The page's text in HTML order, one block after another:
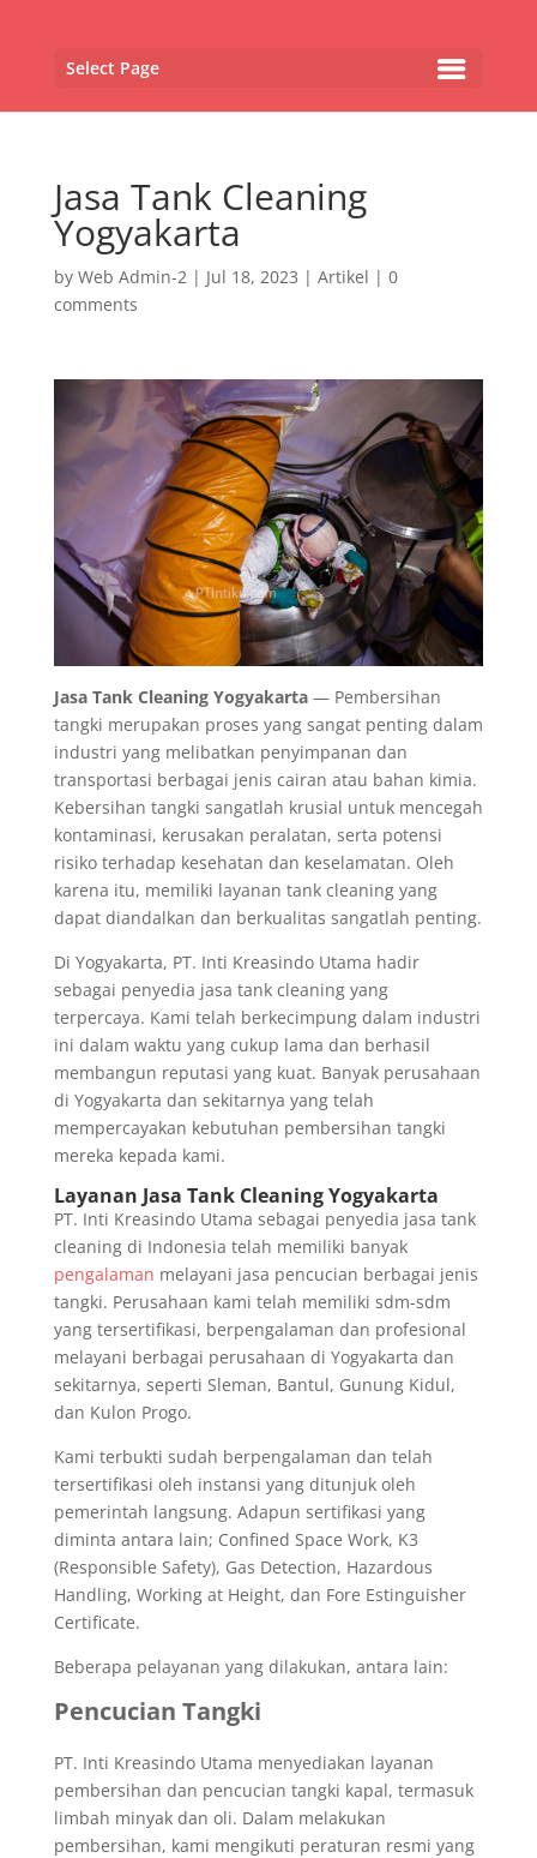
Select Page
Jasa Tank Cleaning
Yogyakarta
by Web Admin-2| Jul 18, 2023 | Artikel | 0
comments
Jasa Tank Cleaning Yogyakarta— Pembersihan
tangki merupakan proses yang sangat penting dalam
industri yang melibatkan penyimpanan dan
transportasi berbagai jenis cairan atau bahan kimia.
Kebersihan tangki sangatlah krusial untuk mencegah
kontaminasi, kerusakan peralatan, serta potensi
risiko terhadap kesehatan dan keselamatan. Oleh
karena itu, memiliki layanan tank cleaning yang
dapat diandalkan dan berkualitas sangatlah penting.
Di Yogyakarta, PT. Inti Kreasindo Utama hadir
sebagai penyedia jasa tank cleaning yang
terpercaya. Kami telah berkecimpung dalam industri
ini dalam waktu yang cukup lama dan berhasil
membangun reputasi yang kuat. Banyak perusahaan
di Yogyakarta dan sekitarnya yang telah
mempercayakan kebutuhan pembersihan tangki
mereka kepada kami.
Layanan Jasa Tank Cleaning Yogyakarta
PT. Inti Kreasindo Utama sebagai penyedia jasa tank
cleaning di Indonesia telah memiliki banyak
pengalaman melayani jasa pencucian berbagai jenis
tangki. Perusahaan kami telah memiliki sdm-sdm
yang tersertifikasi, berpengalaman dan profesional
melayani berbagai perusahaan di Yogyakarta dan
sekitarnya, seperti Sleman, Bantul, Gunung Kidul,
dan Kulon Progo.
Kami terbukti sudah berpengalaman dan telah
tersertifikasi oleh instansi yang ditunjuk oleh
pemerintah langsung. Adapun sertifikasi yang
diminta antara lain; Confined Space Work, K3
(Responsible Safety), Gas Detection, Hazardous
Handling, Working at Height, dan Fore Estinguisher
Certificate.
Beberapa pelayanan yang dilakukan, antara lain:
Pencucian Tangki
PT. Inti Kreasindo Utama menyediakan layanan
pembersihan dan pencucian tangki kapal, termasuk
limbah minyak dan oli. Dalam melakukan
pembersihan, kami mengikuti peraturan resmi yang